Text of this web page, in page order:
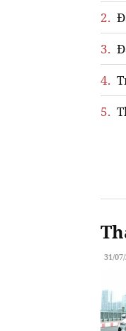
2.
3.
4.
5.
31/